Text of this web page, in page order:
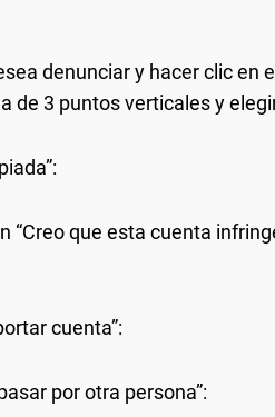
denunciar y hacer clic en
de 3 puntos verticales y
“Creo que esta cuenta
cuenta”:
por otra persona”: